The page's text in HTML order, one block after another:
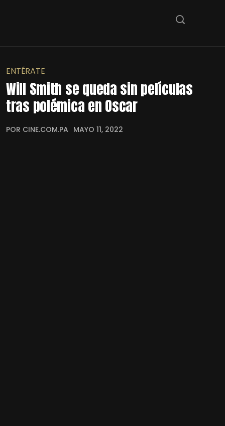
ENTÉRATE
Will Smith se queda sin películas
tras polémica en Oscar
POR CINE.COM.PA MAYO 11, 2022